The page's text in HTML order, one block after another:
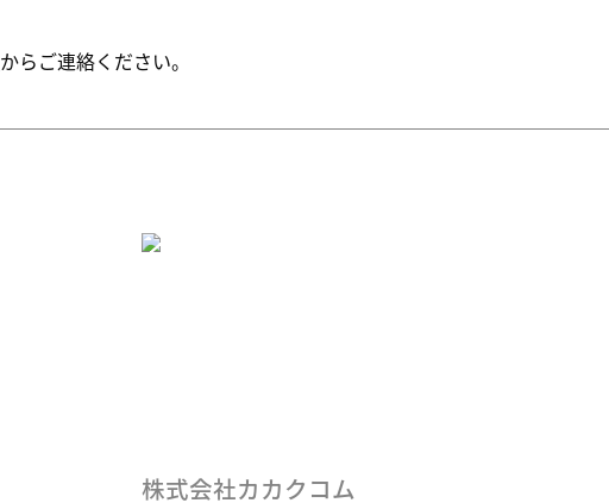
からご連絡ください。
株式会社カカクコム
株式会社カカクコム